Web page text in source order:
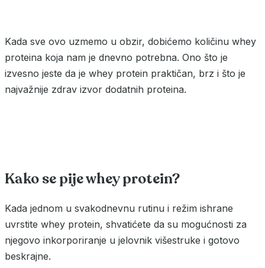
Kada sve ovo uzmemo u obzir, dobićemo količinu whey
proteina koja nam je dnevno potrebna. Ono što je
izvesno jeste da je whey protein praktičan, brz i što je
najvažnije zdrav izvor dodatnih proteina.
Kako se pije whey protein?
Kada jednom u svakodnevnu rutinu i režim ishrane
uvrstite whey protein, shvatićete da su mogućnosti za
njegovo inkorporiranje u jelovnik višestruke i gotovo
beskrajne.